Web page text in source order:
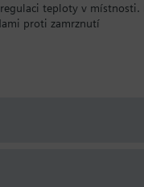
teploty v
proti zamrznutí
STA..